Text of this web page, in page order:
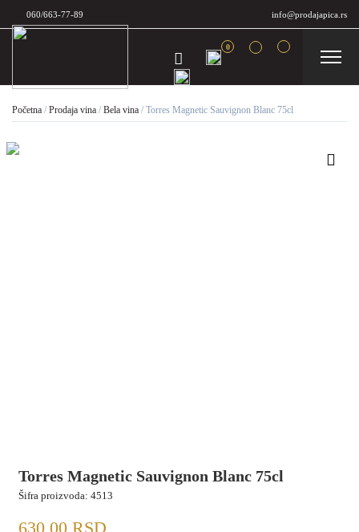
060/663-77-89 info@prodajapica.rs
0
Početna / Prodaja vina / Bela vina / Torres Magnetic Sauvignon Blanc 75cl
Torres Magnetic Sauvignon Blanc 75cl
Šifra proizvoda: 4513
630,00RSD